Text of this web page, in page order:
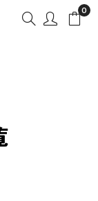
0
動